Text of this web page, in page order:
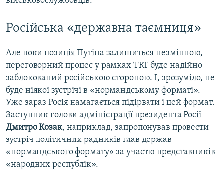
Російська «державна таємниця»
Але поки позиція Путіна залишиться незмінною,
переговорний процес у рамках ТКГ буде надійно
заблокований російською стороною. І, зрозуміло, не
буде ніякої зустрічі в «нормандському форматі».
Уже зараз Росія намагається підірвати і цей формат.
Заступник голови адміністрації президента Росії
Дмитро Козак, наприклад, запропонував провести
зустріч політичних радників глав держав
«нормандського формату» за участю представників
«народних республік».